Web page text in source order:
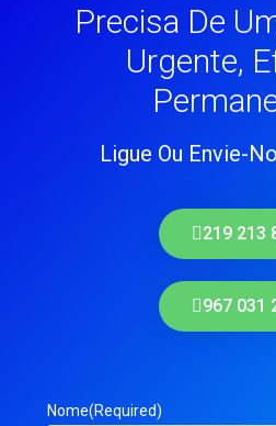
Precisa De
Urgente,
Ligue Ou Envie-
219 213
967 031
Nome(Required)